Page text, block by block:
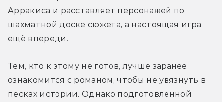
Арракиса и расставляет персонажей по
шахматной доске сюжета, а настоящая игра
ещё впереди.
Тем, кто к этому не готов, лучше заранее
ознакомится с романом, чтобы не увязнуть в
песках истории. Однако подготовленной